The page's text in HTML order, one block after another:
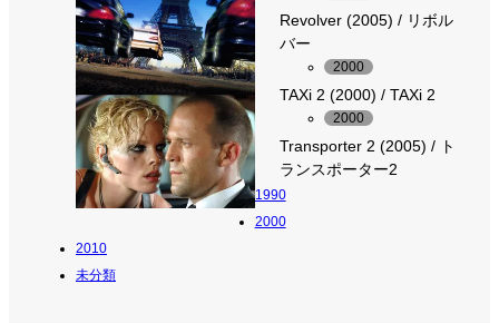
Revolver (2005) / リボル
バー
2000
TAXi 2 (2000) / TAXi 2
2000
Transporter 2 (2005) / ト
ランスポーター2
1990
2000
2010
未分類